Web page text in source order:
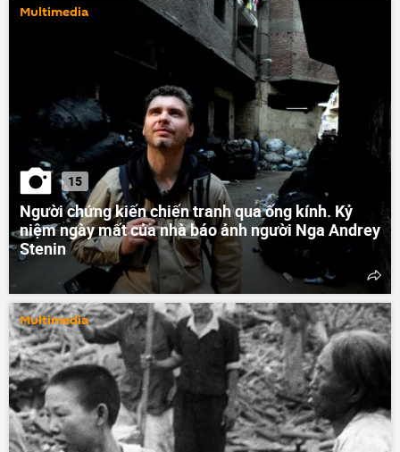
Multimedia
15
Người chứng kiến chiến tranh qua ống kính. Kỷ
niệm ngày mất của nhà báo ảnh người Nga Andrey
Stenin
Multimedia